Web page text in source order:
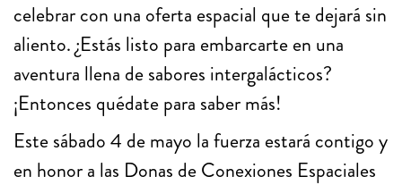
celebrar con una oferta espacial que te dejará sin
aliento. ¿Estás listo para embarcarte en una
aventura llena de sabores intergalácticos?
¡Entonces quédate para saber más!
Este sábado 4 de mayo la fuerza estará contigo y
en honor a las Donas de Conexiones Espaciales